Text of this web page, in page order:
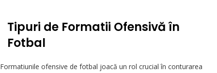
Tipuri de Formatii Ofensivă în
Fotbal
Formatiunile ofensive de fotbal joacă un rol crucial în conturarea